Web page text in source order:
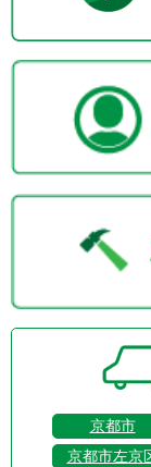
京都市
京都市左京